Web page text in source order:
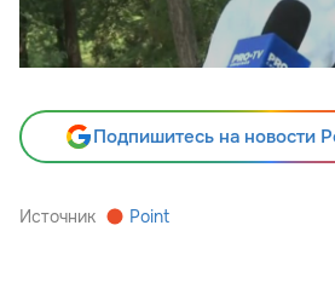
Подпишитесь на новости
Источник Point